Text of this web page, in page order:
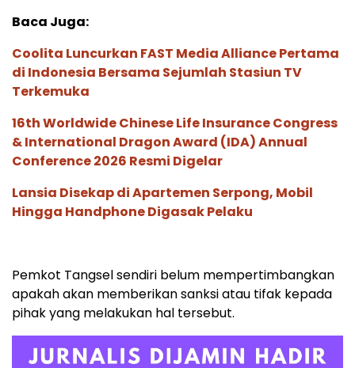
Baca Juga:
Coolita Luncurkan FAST Media Alliance Pertama
di Indonesia Bersama Sejumlah Stasiun TV
Terkemuka
16th Worldwide Chinese Life Insurance Congress
& International Dragon Award (IDA) Annual
Conference 2026 Resmi Digelar
Lansia Disekap di Apartemen Serpong, Mobil
Hingga Handphone Digasak Pelaku
Pemkot Tangsel sendiri belum mempertimbangkan
apakah akan memberikan sanksi atau tifak kepada
pihak yang melakukan hal tersebut.